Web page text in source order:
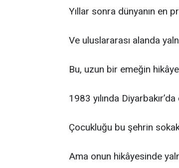
Yıllar sonra dünyanın en
Ve uluslararası alanda
Bu, uzun bir emeğin
1983 yılında
Çocukluğu bu şehrin
Ama onun hikâyesinde